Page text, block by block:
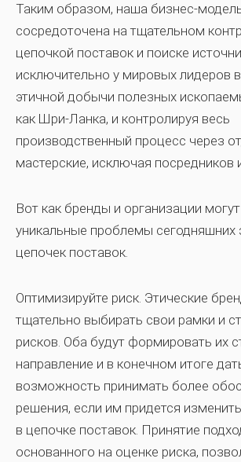
Таким образом, наша бизнес-
сосредоточена на тщательном
цепочкой поставок и поиске
исключительно у мировых лидеров
этичной добычи полезных
как Шри-Ланка, и контролируя весь
производственный процесс через
мастерские, исключая посредников
Вот как бренды и организации
уникальные проблемы сегодняшних
цепочек поставок.
Оптимизируйте риск. Этические
тщательно выбирать свои рамки и
рисков. Оба будут формировать их
направление и в конечном итоге
возможность принимать более
решения, если им придется
в цепочке поставок. Принятие
основанного на оценке риска,